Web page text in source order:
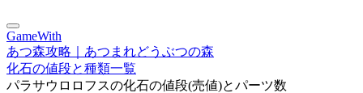
GameWith
あつ森攻略｜あつまれどうぶつの森
化石の値段と種類一覧
パラサウロロフスの化石の値段(売値)とパーツ数